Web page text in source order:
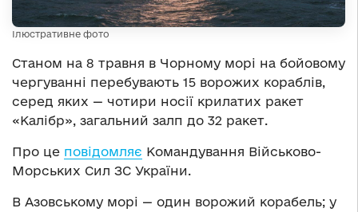
Ілюстративне фото
Станом на 8 травня в Чорному морі на бойовому
чергуванні перебувають 15 ворожих кораблів,
серед яких — чотири носії крилатих ракет
«Калібр», загальний залп до 32 ракет.
Про це повідомляє Командування Військово-
Морських Сил ЗС України.
В Азовському морі — один ворожий корабель; у